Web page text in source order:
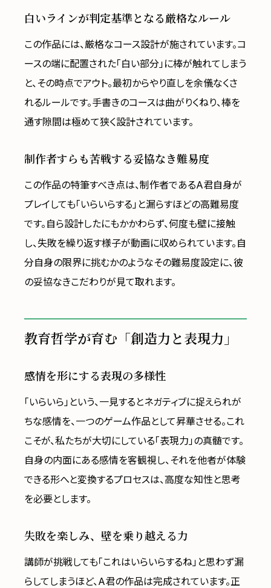
白いラインが判定基準となる厳格なルール
この作品には、厳格なコース設計が施されています。コ
ースの端に配置された「白い部分」に棒が触れてしまう
と、その時点でアウト。最初からやり直しを余儀なくさ
れるルールです。手書きのコースは曲がりくねり、棒を
通す隙間は極めて狭く設計されています。
制作者すらも苦戦する妥協なき難易度
この作品の特筆すべき点は、制作者であるA君自身が
プレイしても「いらいらする」と漏らすほどの高難易度
です。自ら設計したにもかかわらず、何度も壁に接触
し、失敗を繰り返す様子が動画に収められています。自
分自身の限界に挑むかのようなその難易度設定に、彼
の妥協なきこだわりが見て取れます。
教育哲学が育む「創造力と表現力」
感情を形にする表現の多様性
「いらいら」という、一見するとネガティブに捉えられが
ちな感情を、一つのゲーム作品として昇華させる。これ
こそが、私たちが大切にしている「表現力」の真髄です。
自身の内面にある感情を客観視し、それを他者が体験
できる形へと変換するプロセスは、高度な知性と思考
を必要とします。
失敗を楽しみ、壁を乗り越える力
講師が挑戦しても「これはいらいらするね」と思わず漏
らしてしまうほど、A君の作品は完成されています。正